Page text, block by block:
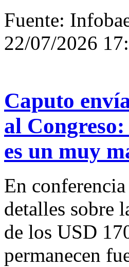
Fuente:
22/07/2026
Caputo
al
es un muy
En
detalles sobre
de los USD
permanecen